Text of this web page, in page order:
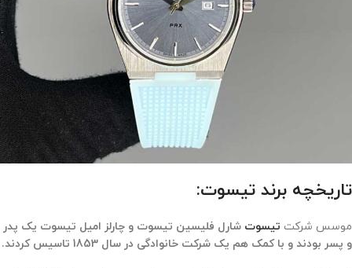
تاریخچه برند تیسوت:
موسس شرکت تیسوت شارل فلیسین تیسوت و چارلز امیل تیسوت یک پدر
و پسر بودند و با کمک هم یک شرکت خانوادگی در سال 1853 تاسیس کردند.